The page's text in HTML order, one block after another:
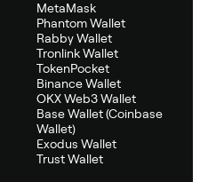
MetaMask
Phantom Wallet
Rabby Wallet
Tronlink Wallet
TokenPocket
Binance Wallet
OKX Web3 Wallet
Base Wallet (Coinbase
Wallet)
Exodus Wallet
Trust Wallet